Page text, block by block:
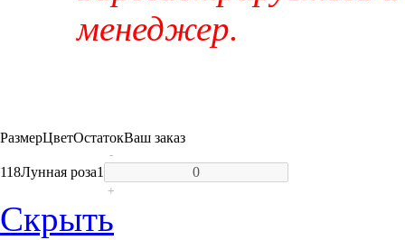
менеджер.
РазмерЦветОстатокВаш заказ
118Лунная роза1
-
+
Скрыть